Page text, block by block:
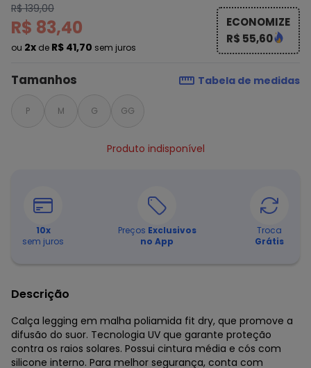
R$ 139,00
R$ 83,40
ou 2x de R$ 41,70 sem juros
ECONOMIZE
R$ 55,60
Tamanhos Tabela de medidas
P M G GG
Produto indisponível
10x
sem juros
Preços Exclusivos
no App
Troca
Grátis
Descrição
Calça legging em malha poliamida fit dry, que promove a
difusão do suor. Tecnologia UV que garante proteção
contra os raios solares. Possui cintura média e cós com
silicone interno. Para melhor segurança, conta com